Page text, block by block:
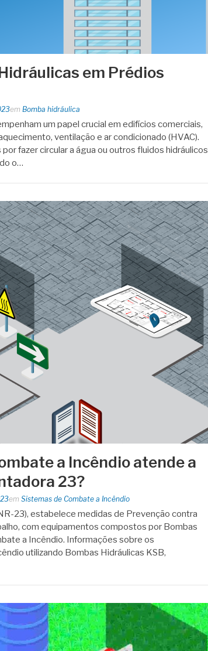
em Prédios
em Bomba hidráulica
um papel crucial em edifícios comerciais,
ventilação e ar condicionado (HVAC).
fazer circular a água ou outros fluidos hidráulicos
o…
a Incêndio atende a
23?
em Sistemas de Combate a Incêndio
23), estabelece medidas de Prevenção contra
com equipamentos compostos por Bombas
a Incêndio. Informações sobre os
utilizando Bombas Hidráulicas KSB,